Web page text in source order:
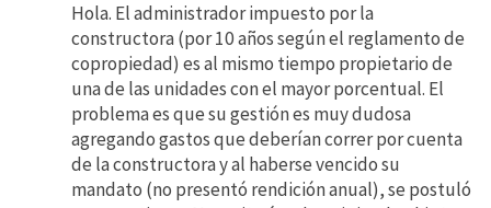
Hola. El administrador impuesto por la
constructora (por 10 años según el reglamento de
copropiedad) es al mismo tiempo propietario de
una de las unidades con el mayor porcentual. El
problema es que su gestión es muy dudosa
agregando gastos que deberían correr por cuenta
de la constructora y al haberse vencido su
mandato (no presentó rendición anual), se postuló